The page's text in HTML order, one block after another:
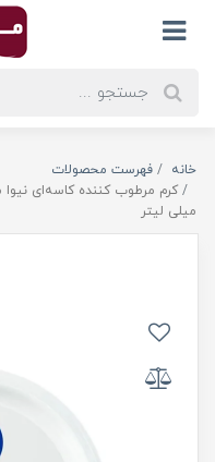
خانه
فهرست محصولات
میلی لیتر